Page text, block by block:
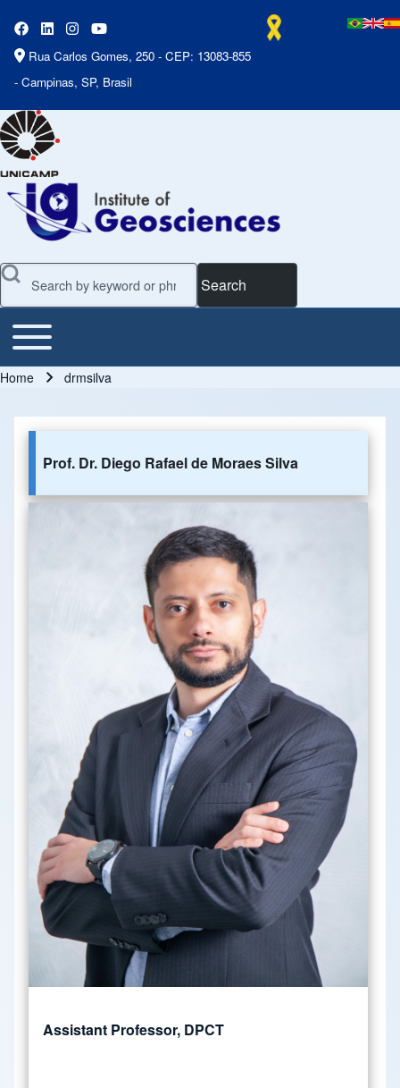
Rua Carlos Gomes, 250 - CEP: 13083-855
- Campinas, SP, Brasil
Search
Main Menu
Toggle main menu
Home drmsilva
Prof. Dr. Diego Rafael de Moraes Silva
Assistant Professor, DPCT